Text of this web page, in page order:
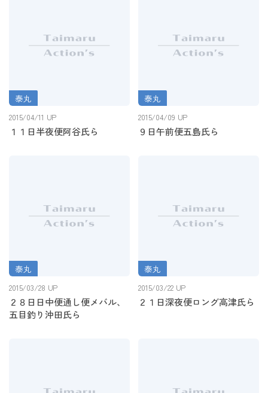
１１日半夜便阿谷氏ら
泰丸
2015/04/11 UP
１１日半夜便阿谷氏ら
９日午前便五島氏ら
泰丸
2015/04/09 UP
９日午前便五島氏ら
２８日日中便通し便メバル、
五目釣り沖田氏ら
泰丸
2015/03/28 UP
２８日日中便通し便メバル、
五目釣り沖田氏ら
２１日深夜便ロング高津氏ら
泰丸
2015/03/22 UP
２１日深夜便ロング高津氏ら